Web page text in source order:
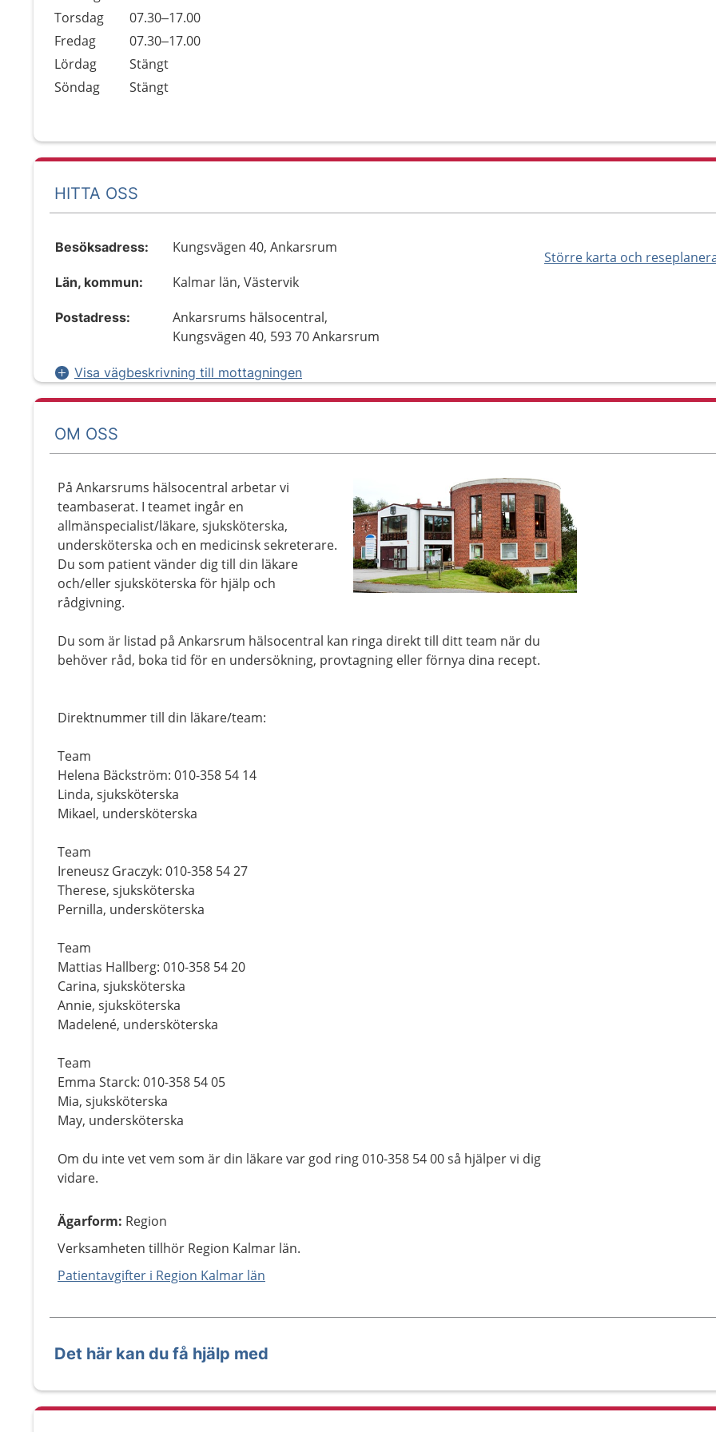
Torsdag
07.30–17.00
Fredag
07.30–17.00
Lördag
Stängt
Söndag
Stängt
HITTA OSS
Större karta och
Besöksadress: Kungsvägen 40, Ankarsrum
Län, kommun: Kalmar län, Västervik
Postadress:
Ankarsrums hälsocentral,
Kungsvägen 40, 593 70 Ankarsrum
Visa vägbeskrivning till mottagningen
OM OSS
På Ankarsrums hälsocentral arbetar vi
teambaserat. I teamet ingår en
allmänspecialist/läkare, sjuksköterska,
undersköterska och en medicinsk sekreterare.
Du som patient vänder dig till din läkare
och/eller sjuksköterska för hjälp och
rådgivning.
Du som är listad på Ankarsrum hälsocentral kan ringa direkt till ditt team när du
behöver råd, boka tid för en undersökning, provtagning eller förnya dina recept.
Direktnummer till din läkare/team:
Team
Helena Bäckström: 010-358 54 14
Linda, sjuksköterska
Mikael, undersköterska
Team
Ireneusz Graczyk: 010-358 54 27
Therese, sjuksköterska
Pernilla, undersköterska
Team
Mattias Hallberg: 010-358 54 20
Carina, sjuksköterska
Annie, sjuksköterska
Madelené, undersköterska
Team
Emma Starck: 010-358 54 05
Mia, sjuksköterska
May, undersköterska
Om du inte vet vem som är din läkare var god ring 010-358 54 00 så hjälper vi dig
vidare.
Ägarform: Region
Verksamheten tillhör Region Kalmar län.
Patientavgifter i Region Kalmar län
Det här kan du få hjälp med